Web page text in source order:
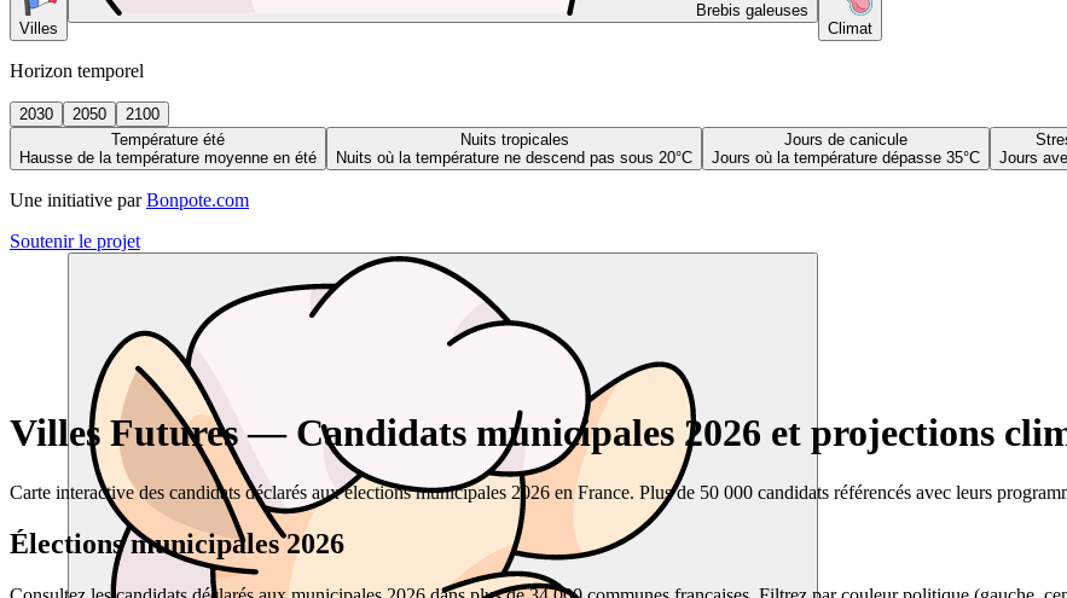
Villes
Brebis galeuses
Climat
Horizon temporel
2030 2050
2100
Température été
Hausse de la température moyenne en été
Nuits tropicales
Nuits où la température ne descend pas sous 20°C
Jours de canicule
Jours où la température dépasse 35°C
Jours
Une initiative par Bonpote.com
Soutenir le projet
Villes Futures — Candidats municipales 2026 et projections
Carte interactive des candidats déclarés aux élections municipales 2026 en France. Plus de 50 000 candidats référencés avec leurs
Élections municipales 2026